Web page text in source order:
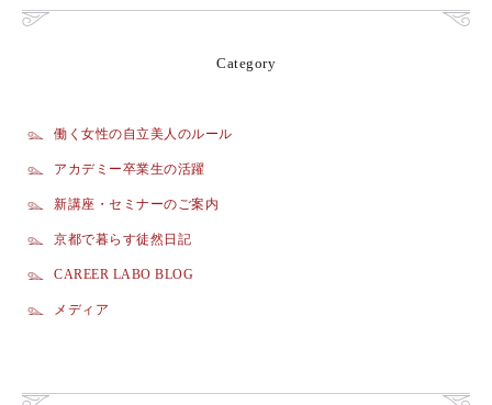
Category
働く女性の自立美人のルール
アカデミー卒業生の活躍
新講座・セミナーのご案内
京都で暮らす徒然日記
CAREER LABO BLOG
メディア